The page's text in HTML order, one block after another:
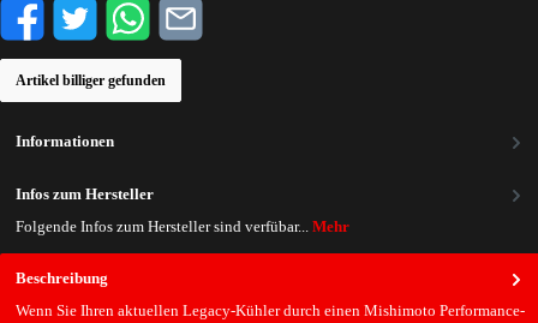
Artikel billiger gefunden
Beschreibung
Wenn Sie Ihren aktuellen Legacy-Kühler durch einen Mishimoto Performance-
Informationen
Infos zum Hersteller
Folgende Infos zum Hersteller sind verfübar... Mehr